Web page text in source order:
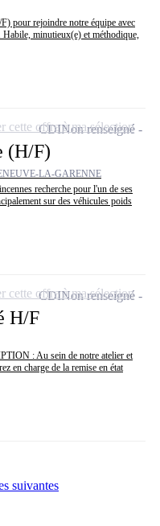
pour rejoindre notre équipe avec
Habile, minutieux(e) et méthodique,
(H/F)
LA-GARENNE
recherche pour l'un de ses
sur des véhicules poids
CDINon renseigné
cette offre à ma sélection
H/F
: Au sein de notre atelier et
en charge de la remise en état
CDINon renseigné
cette offre à ma sélection
suivantes